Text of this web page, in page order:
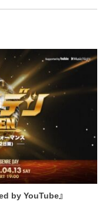
by YouTube』